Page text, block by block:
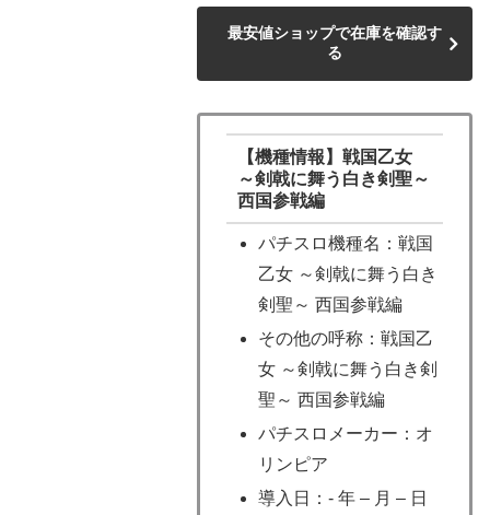
最安値ショップで在庫を確認す
る
【機種情報】戦国乙女
～剣戟に舞う白き剣聖～
西国参戦編
パチスロ機種名：戦国
乙女 ～剣戟に舞う白き
剣聖～ 西国参戦編
その他の呼称：戦国乙
女 ～剣戟に舞う白き剣
聖～ 西国参戦編
パチスロメーカー：オ
リンピア
導入日：- 年 – 月 – 日